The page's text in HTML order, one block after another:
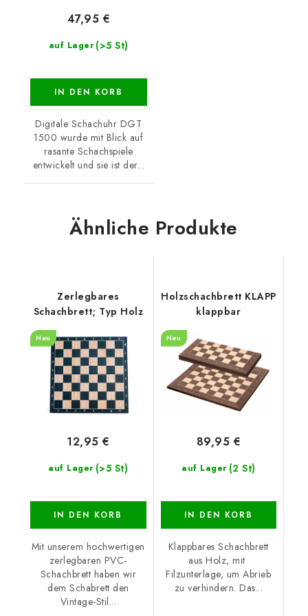
auf Lager (>5 St)
47,95 €
IN DEN KORB
Digitale Schachuhr DGT
1500 wurde mit Blick auf
rasante Schachspiele
entwickelt und sie ist der...
Ähnliche Produkte
Zerlegbares
Schachbrett; Typ Holz
Neu
auf Lager (>5 St)
12,95 €
IN DEN KORB
Mit unserem hochwertigen
zerlegbaren PVC-
Schachbrett haben wir
dem Schabrett den
Vintage-Stil...
Holzschachbrett KLAPP
klappbar
Neu
auf Lager (2 St)
89,95 €
IN DEN KORB
Klappbares Schachbrett
aus Holz, mit
Filzunterlage, um Abrieb
zu verhindern. Das...